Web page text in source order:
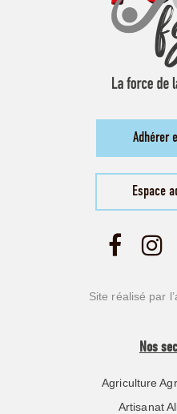
Adhérer
Espace
Site réalisé par
Nos
Agriculture
Artisanat